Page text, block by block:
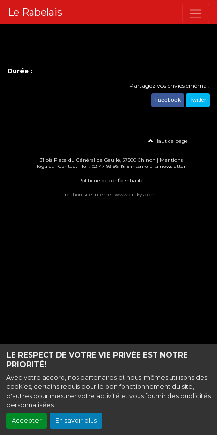
LE RESPECT DE VOTRE VIE PRIVÉE EST NOTRE
PRIORITÉ!
Avec votre accord, nos partenaires et nous-mêmes utilisons des
cookies, certains requis pour le bon fonctionnement du site,
d'autres pour mesurer votre activité et vous fournir des publicités
personnalisées.
Accepter En savoir plus
Le Rabelais
Durée :
Partagez vos envies cinéma :
Facebook Twitter
Haut de page
31 bis Place du Général de Gaulle, 37500 Chinon | Mentions
légales| Contact| Tel : 02 47 93 96 18 S'inscrire à la newsletter
Politique de confidentialité
Création site internet www.erakys.com